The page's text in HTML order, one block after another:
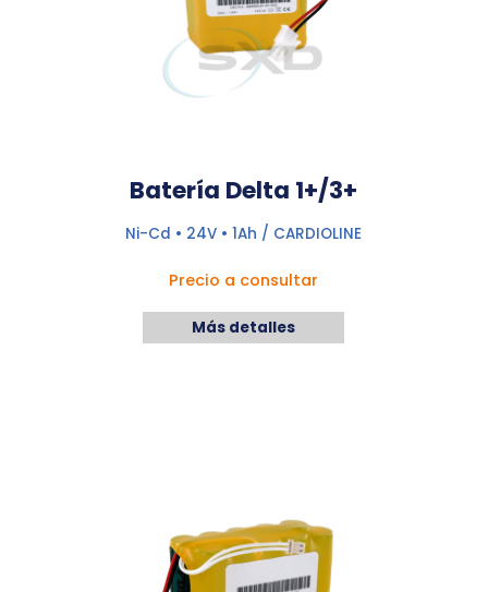
Batería Delta 1+/3+
Ni-Cd • 24V • 1Ah / CARDIOLINE
Precio a consultar
Más detalles